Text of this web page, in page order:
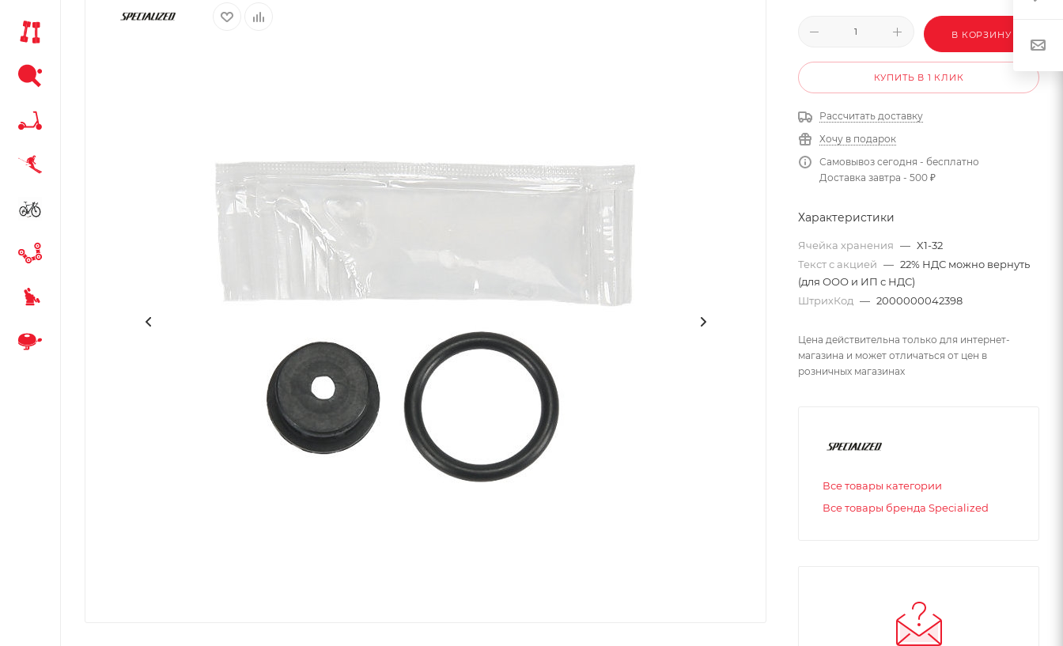
В КОРЗИНУ
КУПИТЬ В 1 КЛИК
Рассчитать доставку
Хочу в подарок
Самовывоз сегодня - бесплатно
Доставка завтра - 500 ₽
Характеристики
Ячейка хранения — X1-32
Текст с акцией — 22% НДС можно вернуть
(для ООО и ИП с НДС)
ШтрихКод — 2000000042398
Цена действительна только для интернет-
магазина и может отличаться от цен в
розничных магазинах
Все товары категории
Все товары бренда Specialized